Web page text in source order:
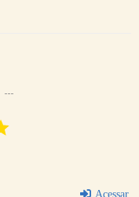
Acessar